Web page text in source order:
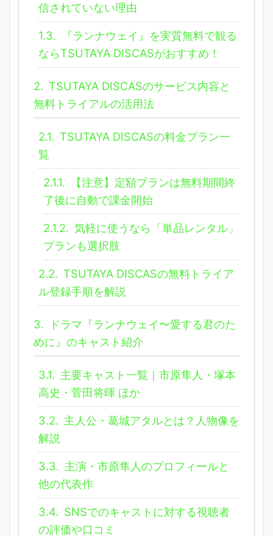
信されていない理由
1.3.
『ランナウェイ』を実質無料で観る
ならTSUTAYA DISCASがおすすめ！
2. TSUTAYA DISCASのサービス内容と
無料トライアルの活用法
2.1. TSUTAYA DISCASの料金プラン一
覧
2.1.1.
【注意】定額プランは無料期間終
了後に自動で課金開始
2.1.2. 気軽に使うなら「単品レンタル」
プランも選択肢
2.2. TSUTAYA DISCASの無料トライア
ル登録手順を解説
3.
ドラマ『ランナウェイ〜愛する君のた
めに』のキャスト紹介
3.1. 主要キャスト一覧｜市原隼人・塚本
高史・菅田将暉 ほか
3.2. 主人公・葛城アタルとは？人物像を
解説
3.3. 主演・市原隼人のプロフィールと
他の代表作
3.4. SNSでのキャストに対する視聴者
の評価や口コミ